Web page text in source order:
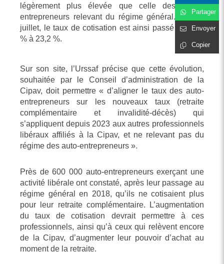
légèrement plus élevée que celle des micro-
entrepreneurs relevant du régime général. Au 1er
juillet, le taux de cotisation est ainsi passé de 21,2
% à 23,2 %.
Sur son site, l’Urssaf précise que cette évolution,
souhaitée par le Conseil d’administration de la
Cipav, doit permettre « d’aligner le taux des auto-
entrepreneurs sur les nouveaux taux (retraite
complémentaire et invalidité-décès) qui
s’appliquent depuis 2023 aux autres professionnels
libéraux affiliés à la Cipav, et ne relevant pas du
régime des auto-entrepreneurs ».
Près de 600 000 auto-entrepreneurs exerçant une
activité libérale ont constaté, après leur passage au
régime général en 2018, qu’ils ne cotisaient plus
pour leur retraite complémentaire. L’augmentation
du taux de cotisation devrait permettre à ces
professionnels, ainsi qu’à ceux qui relèvent encore
de la Cipav, d’augmenter leur pouvoir d’achat au
moment de la retraite.
Partager
Envoyer
Copier